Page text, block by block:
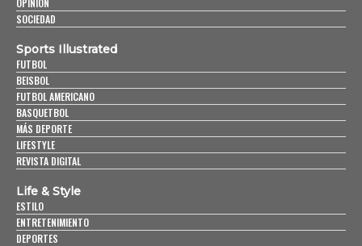
SOCIEDAD
Sports Illustrated
FUTBOL
BEISBOL
FUTBOL AMERICANO
BASQUETBOL
MÁS DEPORTE
LIFESTYLE
REVISTA DIGITAL
Life & Style
ESTILO
ENTRETENIMIENTO
DEPORTES